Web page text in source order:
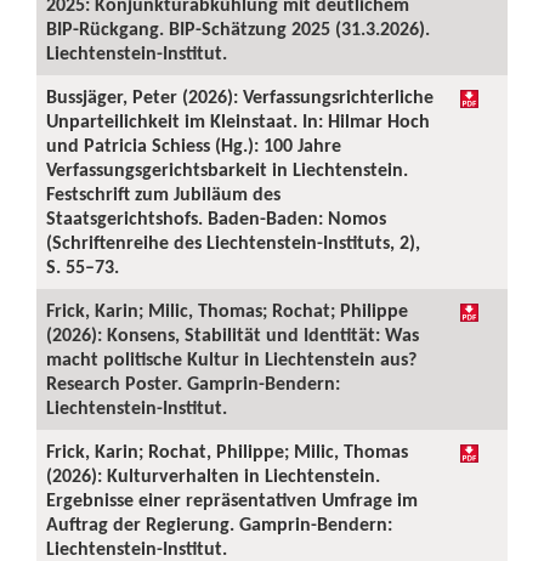
BIP-Rückgang. BIP-Schätzung 2025 (31.3.2026).
Liechtenstein-Institut.
Bussjäger, Peter (2026): Verfassungsrichterliche
Unparteilichkeit im Kleinstaat. In: Hilmar Hoch
und Patricia Schiess (Hg.): 100 Jahre
Verfassungsgerichtsbarkeit in Liechtenstein.
Festschrift zum Jubiläum des
Staatsgerichtshofs. Baden-Baden: Nomos
(Schriftenreihe des Liechtenstein-Instituts, 2),
S. 55–73.
Frick, Karin; Milic, Thomas; Rochat; Philippe
(2026): Konsens, Stabilität und Identität: Was
macht politische Kultur in Liechtenstein aus?
Research Poster. Gamprin-Bendern:
Liechtenstein-Institut.
Frick, Karin; Rochat, Philippe; Milic, Thomas
(2026): Kulturverhalten in Liechtenstein.
Ergebnisse einer repräsentativen Umfrage im
Auftrag der Regierung. Gamprin-Bendern:
Liechtenstein-Institut.